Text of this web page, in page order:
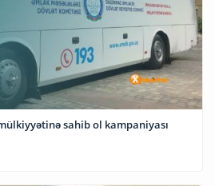
sahib ol kampaniyası